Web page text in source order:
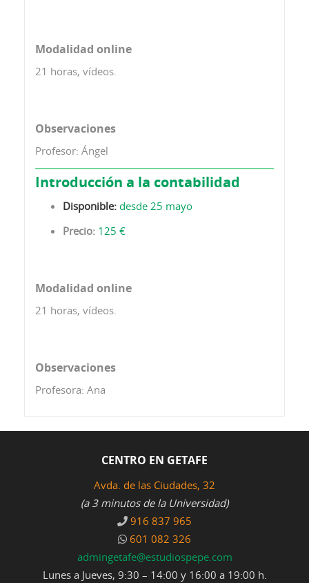
Modalidad online
21 horas, vídeos.
Observaciones
Profesor: Ángel
Introducción a la contabilidad
Disponible: desde 25 mayo
Precio: 125 €
Modalidad online
21 horas, vídeos.
Observaciones
Profesora: Ana
CENTRO EN GETAFE
Avda. de las Ciudades, 32
(a 3 minutos de la Universidad)
916 837 965
601 082 326
admingetafe@estudiospepe.com
Lunes a Jueves, 9:30 – 14:00 y 16:00 a 19:00 h.